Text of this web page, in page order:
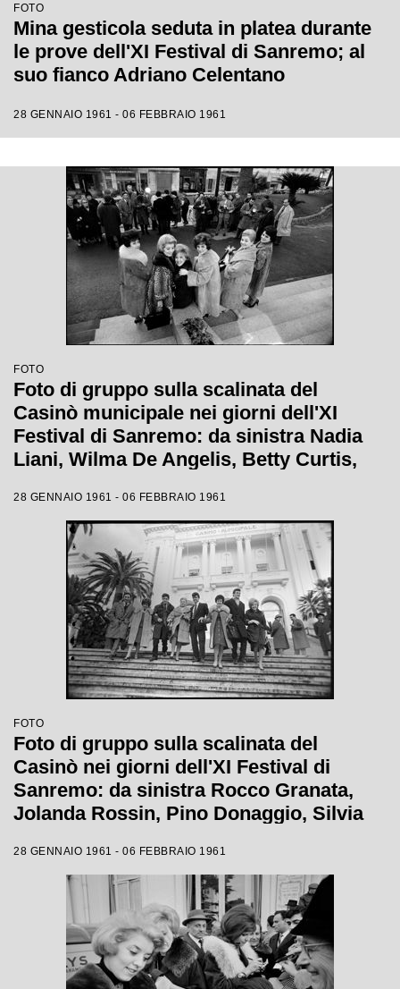
FOTO
Mina gesticola seduta in platea durante
le prove dell'XI Festival di Sanremo; al
suo fianco Adriano Celentano
28 GENNAIO 1961 - 06 FEBBRAIO 1961
FOTO
Foto di gruppo sulla scalinata del
Casinò municipale nei giorni dell'XI
Festival di Sanremo: da sinistra Nadia
Liani, Wilma De Angelis, Betty Curtis,
Mazzetti
28 GENNAIO 1961 - 06 FEBBRAIO 1961
FOTO
Foto di gruppo sulla scalinata del
Casinò nei giorni dell'XI Festival di
Sanremo: da sinistra Rocco Granata,
Jolanda Rossin, Pino Donaggio, Silvia
Renis e Betty Curtis
28 GENNAIO 1961 - 06 FEBBRAIO 1961